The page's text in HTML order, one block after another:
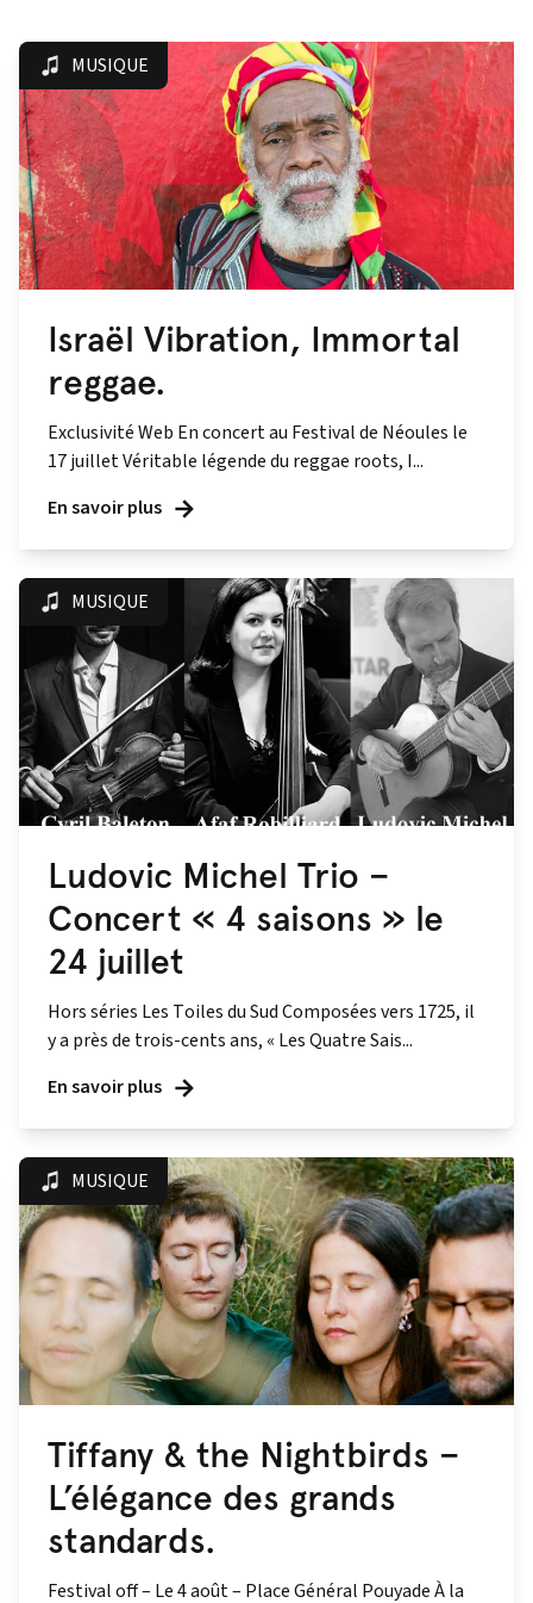
MUSIQUE
Israël Vibration, Immortal
reggae.
Exclusivité Web En concert au Festival de Néoules le
17 juillet Véritable légende du reggae roots, I...
En savoir plus
MUSIQUE
Ludovic Michel Trio –
Concert « 4 saisons » le
24 juillet
Hors séries Les Toiles du Sud Composées vers 1725, il
y a près de trois-cents ans, « Les Quatre Sais...
En savoir plus
MUSIQUE
Tiffany & the Nightbirds –
L’élégance des grands
standards.
Festival off – Le 4 août – Place Général Pouyade À la